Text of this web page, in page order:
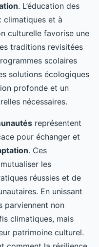
. L’éducation des
climatiques et à
culturelle favorise une
traditions revisitées
scolaires
solutions écologiques
profonde et un
nécessaires.
représentent
pour échanger et
. Ces
les
réussies et de
En unissant
parviennent non
climatiques, mais
patrimoine culturel.